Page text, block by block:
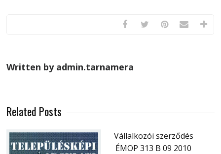
Written by admin.tarnamera
Related Posts
Vállalkozói szerződés
ÉMOP 313 B 09 2010